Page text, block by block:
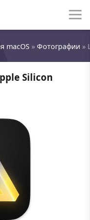
macOS » Фотографии »
Silicon